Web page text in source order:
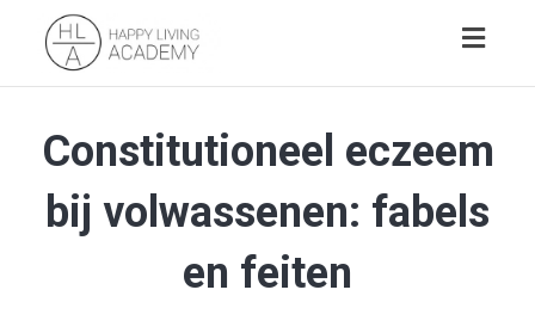
Constitutioneel eczeem
bij volwassenen: fabels
en feiten